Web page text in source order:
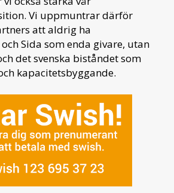
Vi uppmuntrar därför
att aldrig ha
Sida som enda givare, utan
det svenska biståndet som
kapacitetsbyggande.